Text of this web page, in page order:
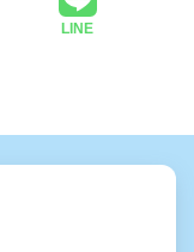
LINE